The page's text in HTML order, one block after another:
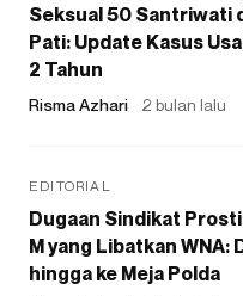
Seksual 50 Santriwati
Pati: Update Kasus
2 Tahun
Risma Azhari 2 bulan lalu
EDITORIAL
Dugaan Sindikat
M yang Libatkan WNA:
hingga ke Meja Polda